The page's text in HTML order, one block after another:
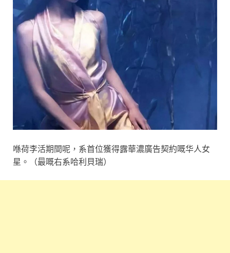
喺荷李活期間呢，系首位獲得露華濃廣告契約嘅华人女
星。（最嘅右系哈利貝瑞）